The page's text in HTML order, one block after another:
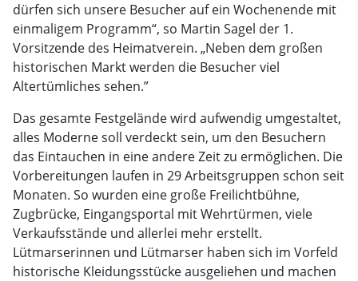
dürfen sich unsere Besucher auf ein Wochenende mit
einmaligem Programm“, so Martin Sagel der 1.
Vorsitzende des Heimatverein. „Neben dem großen
historischen Markt werden die Besucher viel
Altertümliches sehen.”
Das gesamte Festgelände wird aufwendig umgestaltet,
alles Moderne soll verdeckt sein, um den Besuchern
das Eintauchen in eine andere Zeit zu ermöglichen. Die
Vorbereitungen laufen in 29 Arbeitsgruppen schon seit
Monaten. So wurden eine große Freilichtbühne,
Zugbrücke, Eingangsportal mit Wehrtürmen, viele
Verkaufsstände und allerlei mehr erstellt.
Lütmarserinnen und Lütmarser haben sich im Vorfeld
historische Kleidungsstücke ausgeliehen und machen